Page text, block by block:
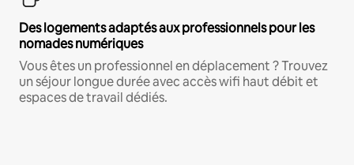
Des logements adaptés aux professionnels pour les
nomades numériques
Vous êtes un professionnel en déplacement ? Trouvez
un séjour longue durée avec accès wifi haut débit et
espaces de travail dédiés.